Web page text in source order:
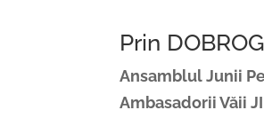
Prin
Ansamblul Junii
Ambasadorii Văii